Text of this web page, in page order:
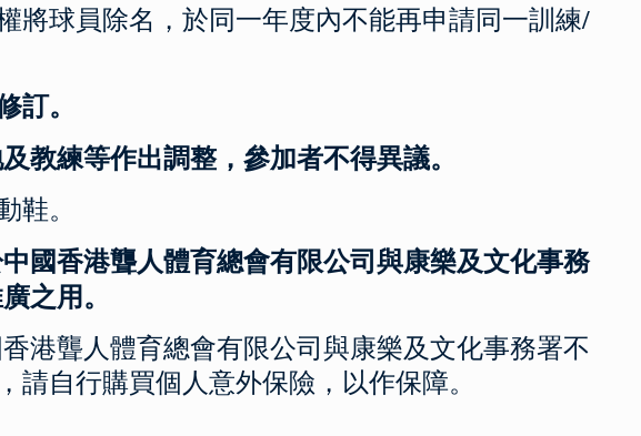
將球員除名，於同一年度內不能再申請同一訓練/
。
教練等作出調整，參加者不得異議。
。
國香港聾人體育總會有限公司與康樂及文化事務
之用。
港聾人體育總會有限公司與康樂及文化事務署不
自行購買個人意外保險，以作保障。